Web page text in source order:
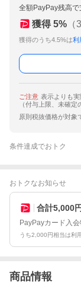
全額PayPay残高
獲得 5% （
獲得のうち4.5%は利
ご注意 表示よりも
（付与上限、未確定
原則税抜価格が対象
条件達成でおトク
おトクなお知らせ
合計5,000
PayPayカード入
うち2,000円相当は利
商品情報